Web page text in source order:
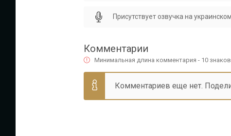
Присутствует озвучка на
Комментарии
Минимальная длина комментария - 10
Комментариев еще нет.